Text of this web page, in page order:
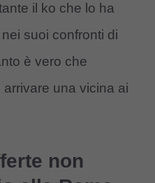
il ko che lo ha
suoi confronti di
è vero che
arrivare una vicina ai
non